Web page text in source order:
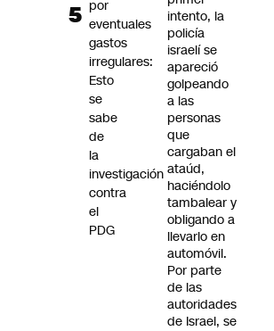
intento, la
policía
israelí se
apareció
golpeando
a las
personas
que
cargaban el
ataúd,
haciéndolo
tambalear y
obligando a
llevarlo en
automóvil.
Por parte
de las
autoridades
de Israel, se
por
eventuales
gastos
irregulares:
Esto
se
sabe
de
la
investigación
contra
el
PDG